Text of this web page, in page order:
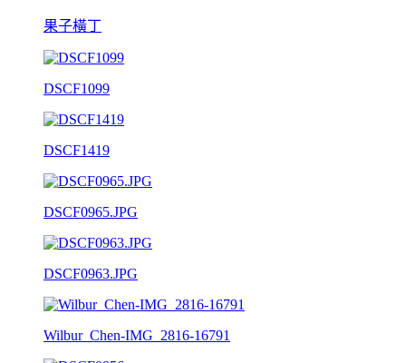
果子橫丁
DSCF1099
DSCF1419
DSCF0965.JPG
DSCF0963.JPG
Wilbur_Chen-IMG_2816-16791